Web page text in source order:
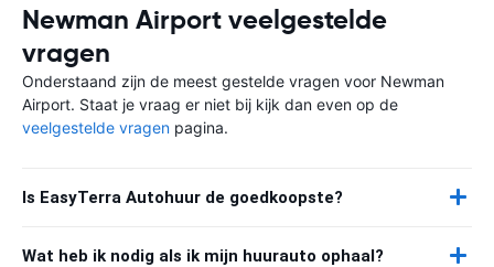
Newman Airport veelgestelde
vragen
Onderstaand zijn de meest gestelde vragen voor Newman
Airport. Staat je vraag er niet bij kijk dan even op de
veelgestelde vragen pagina.
Is EasyTerra Autohuur de goedkoopste?
Wat heb ik nodig als ik mijn huurauto ophaal?